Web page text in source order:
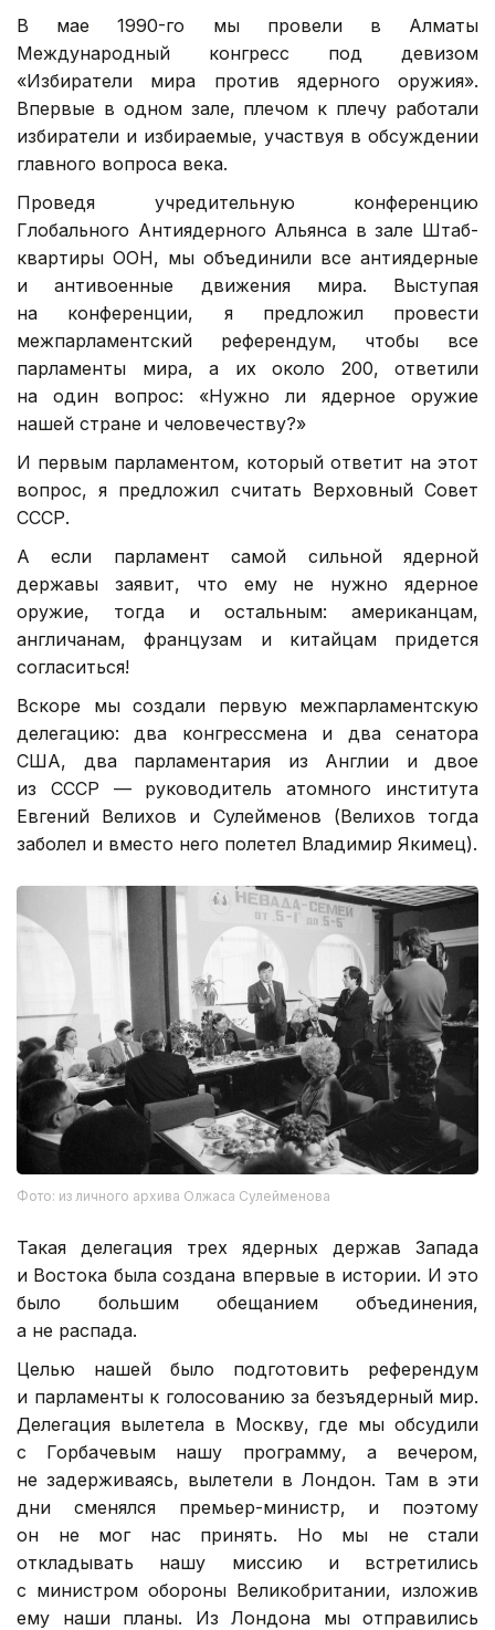
В мае 1990-го мы провели в Алматы
Международный конгресс под девизом
«Избиратели мира против ядерного оружия».
Впервые в одном зале, плечом к плечу работали
избиратели и избираемые, участвуя в обсуждении
главного вопроса века.
Проведя учредительную конференцию
Глобального Антиядерного Альянса в зале Штаб-
квартиры ООН, мы объединили все антиядерные
и антивоенные движения мира. Выступая
на конференции, я предложил провести
межпарламентский референдум, чтобы все
парламенты мира, а их около 200, ответили
на один вопрос: «Нужно ли ядерное оружие
нашей стране и человечеству?»
И первым парламентом, который ответит на этот
вопрос, я предложил считать Верховный Совет
СССР.
А если парламент самой сильной ядерной
державы заявит, что ему не нужно ядерное
оружие, тогда и остальным: американцам,
англичанам, французам и китайцам придется
согласиться!
Вскоре мы создали первую межпарламентскую
делегацию: два конгрессмена и два сенатора
США, два парламентария из Англии и двое
из СССР — руководитель атомного института
Евгений Велихов и Сулейменов (Велихов тогда
заболел и вместо него полетел Владимир Якимец).
Фото: из личного архива Олжаса Сулейменова
Такая делегация трех ядерных держав Запада
и Востока была создана впервые в истории. И это
было большим обещанием объединения,
а не распада.
Целью нашей было подготовить референдум
и парламенты к голосованию за безъядерный мир.
Делегация вылетела в Москву, где мы обсудили
с Горбачевым нашу программу, а вечером,
не задерживаясь, вылетели в Лондон. Там в эти
дни сменялся премьер-министр, и поэтому
он не мог нас принять. Но мы не стали
откладывать нашу миссию и встретились
с министром обороны Великобритании, изложив
ему наши планы. Из Лондона мы отправились